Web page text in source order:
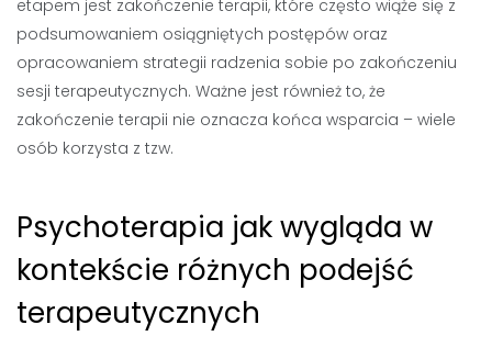
etapem jest zakończenie terapii, które często wiąże się z
podsumowaniem osiągniętych postępów oraz
opracowaniem strategii radzenia sobie po zakończeniu
sesji terapeutycznych. Ważne jest również to, że
zakończenie terapii nie oznacza końca wsparcia – wiele
osób korzysta z tzw.
Psychoterapia jak wygląda w
kontekście różnych podejść
terapeutycznych